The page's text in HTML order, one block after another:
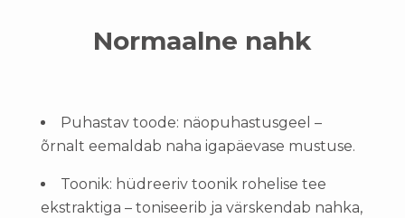
Normaalne nahk
Puhastav toode: näopuhastusgeel –
õrnalt eemaldab naha igapäevase mustuse.
Toonik: hüdreeriv toonik rohelise tee
ekstraktiga – toniseerib ja värskendab nahka,